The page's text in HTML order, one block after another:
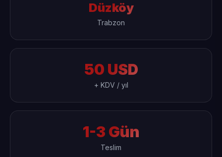
Düzköy
Trabzon
50 USD
+ KDV / yıl
1-3 Gün
Teslim